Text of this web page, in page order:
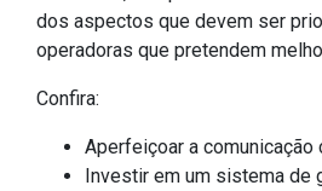
dos aspectos que devem ser
operadoras que pretendem
Confira:
Aperfeiçoar a
Investir em um sistema de